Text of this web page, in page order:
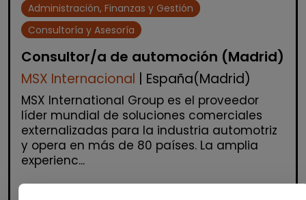
Administración, Finanzas y Gestión
Consultoría y Asesoría
Consultor/a de automoción (Madrid)
MSX Internacional | España(Madrid)
MSX International Group es el proveedor
líder mundial de soluciones comerciales
externalizadas para la industria automotriz
y opera en más de 80 países. La amplia
experienc...